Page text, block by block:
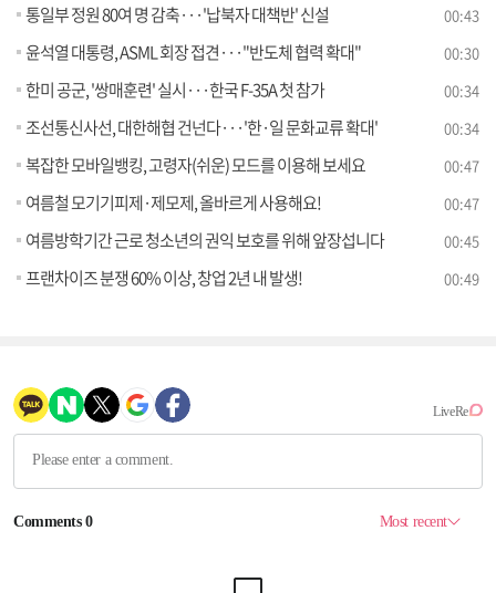
통일부 정원 80여 명 감축···'납북자 대책반' 신설 00:43
윤석열 대통령, ASML 회장 접견···"반도체 협력 확대" 00:30
한미 공군, '쌍매훈련' 실시···한국 F-35A 첫 참가 00:34
조선통신사선, 대한해협 건넌다···'한·일 문화교류 확대' 00:34
복잡한 모바일뱅킹, 고령자(쉬운) 모드를 이용해 보세요 00:47
여름철 모기기피제·제모제, 올바르게 사용해요! 00:47
여름방학기간 근로 청소년의 권익 보호를 위해 앞장섭니다 00:45
프랜차이즈 분쟁 60% 이상, 창업 2년 내 발생! 00:49